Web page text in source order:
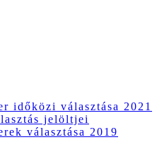
időközi választása 2021
jelöltjei
választása 2019